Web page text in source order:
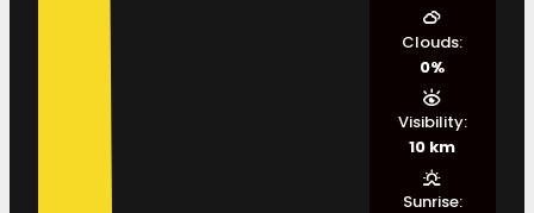
Clouds:
0%
Visibility:
10 km
Sunrise: